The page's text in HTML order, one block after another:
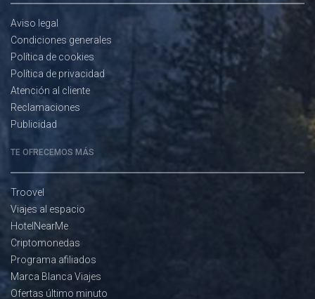
Aviso legal
Condiciones generales
Política de cookies
Política de privacidad
Atención al cliente
Reclamaciones
Publicidad
TE OFRECEMOS MÁS
Troovel
Viajes al espacio
HotelNearMe
Criptomonedas
Programa afiliados
Marca Blanca Viajes
Ofertas último minuto